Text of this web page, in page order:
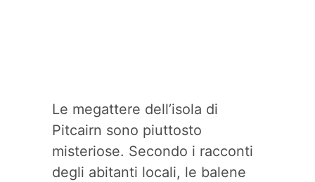
Le megattere dell’isola di
Pitcairn sono piuttosto
misteriose. Secondo i racconti
degli abitanti locali, le balene